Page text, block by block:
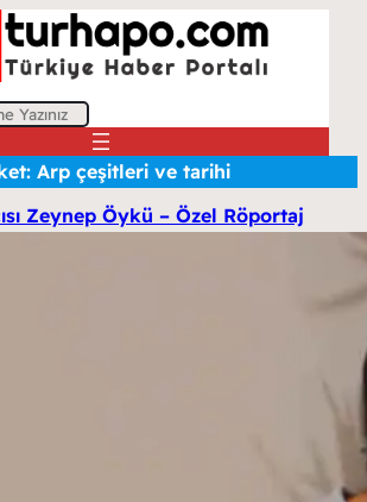
Arp çeşitleri ve tarihi
Zeynep Öykü – Özel Röportaj